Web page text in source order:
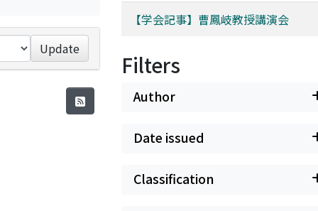
Update
【学会記事】曹鳳岐教授講演会
Filters
Author
Date issued
Classification